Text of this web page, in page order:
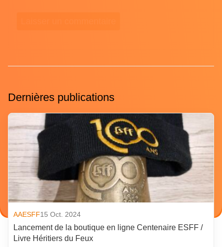
Dernières publications
AAESFF15 Oct. 2024
Lancement de la boutique en ligne Centenaire ESFF /
Livre Héritiers du Feux